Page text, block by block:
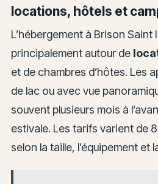
locations, hôtels et
L’hébergement à Brison Saint
principalement autour de
et de chambres d’hôtes. Les
de lac ou avec vue
souvent plusieurs mois à
estivale. Les tarifs varient de
selon la taille, l’équipement et